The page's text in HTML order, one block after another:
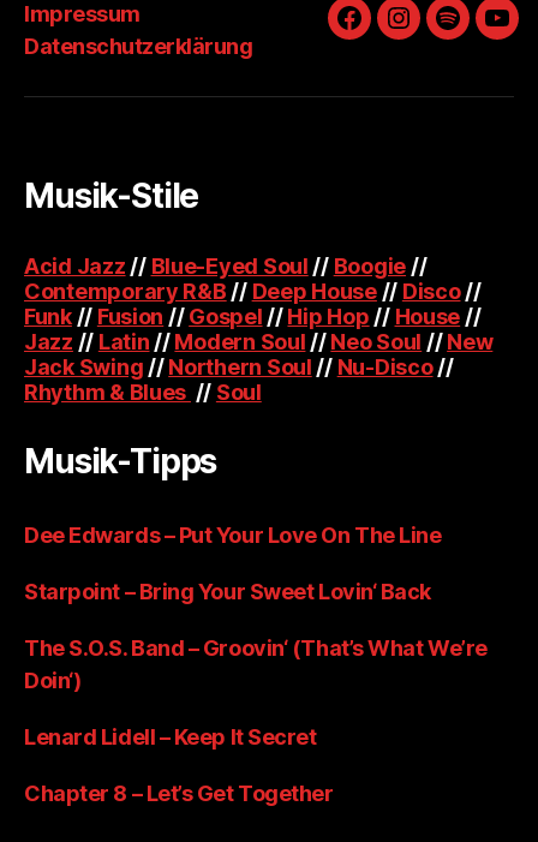
Impressum
Datenschutzerklärung
FacebookInstagram
Spotify
Musik-Stile
Acid Jazz // Blue-Eyed Soul // Boogie //
Contemporary R&B // Deep House// Disco//
Funk// Fusion //Gospel //Hip Hop // House //
Jazz // Latin //Modern Soul //Neo Soul //New
Jack Swing //Northern Soul // Nu-Disco//
Rhythm & Blues // Soul
Musik-Tipps
Dee Edwards – Put Your Love On The Line
Starpoint – Bring Your Sweet Lovin‘ Back
The S.O.S. Band – Groovin‘ (That’s What We’re
Doin‘)
Lenard Lidell – Keep It Secret
Chapter 8 – Let’s Get Together